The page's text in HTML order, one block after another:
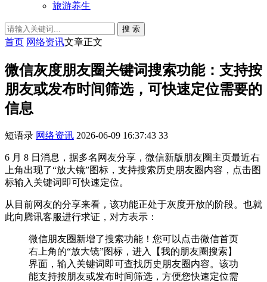
旅游养生
搜 索
首页 网络资讯文章正文
微信灰度朋友圈关键词搜索功能：支持按
朋友或发布时间筛选，可快速定位需要的
信息
短语录 网络资讯 2026-06-09 16:37:43 33
6 月 8 日消息，据多名网友分享，微信新版朋友圈主页最近右
上角出现了“放大镜”图标，支持搜索历史朋友圈内容，点击图
标输入关键词即可快速定位。
从目前网友的分享来看，该功能正处于灰度开放的阶段。也就
此向腾讯客服进行求证，对方表示：
微信朋友圈新增了搜索功能！您可以点击微信首页
右上角的“放大镜”图标，进入【我的朋友圈搜索】
界面，输入关键词即可查找历史朋友圈内容。该功
能支持按朋友或发布时间筛选，方便您快速定位需